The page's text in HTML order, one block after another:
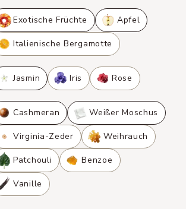
Exotische Früchte Apfel
Italienische Bergamotte
Jasmin Iris Rose
Cashmeran Weißer Moschus
Virginia-Zeder Weihrauch
Patchouli Benzoe
Vanille